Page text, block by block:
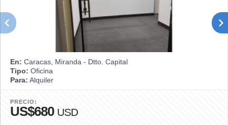
En: Caracas, Miranda - Dtto. Capital
Tipo: Oficina
Para: Alquiler
PRECIO:
US$680 USD